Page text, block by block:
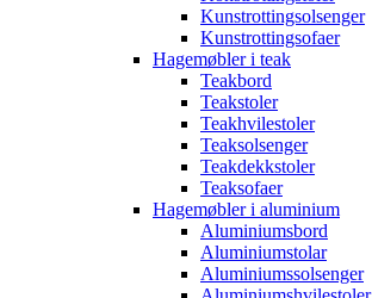
Kunstrottingsolsenger
Kunstrottingsofaer
Hagemøbler i teak
Teakbord
Teakstoler
Teakhvilestoler
Teaksolsenger
Teakdekkstoler
Teaksofaer
Hagemøbler i aluminium
Aluminiumsbord
Aluminiumstolar
Aluminiumssolsenger